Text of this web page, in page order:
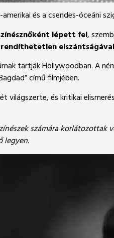
és a csendes-óceáni
lépett fel,
rendíthetetlen
tartják Hollywoodban. A
című filmjében.
világszerte, és kritikai
számára
legyen.